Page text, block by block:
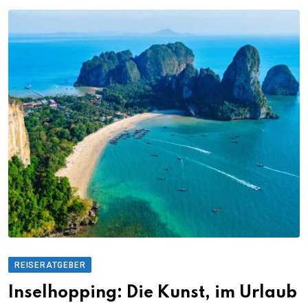
REISERATGEBER
Inselhopping: Die Kunst, im Urlaub